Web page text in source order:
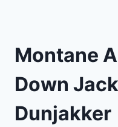
Montane
Down
Dunjakker